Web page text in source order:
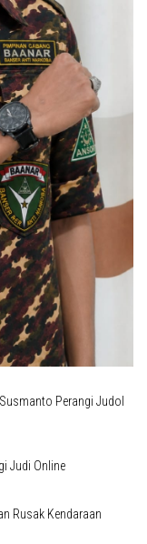
wpberita, anda bisa